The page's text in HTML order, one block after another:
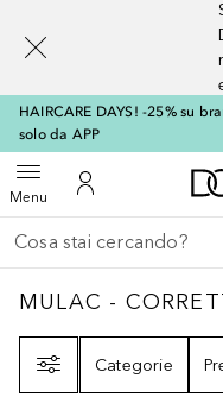
HAIRCARE DAYS! -25% su
solo da APP
MenuApri menuAl Mio Account
Torna indietro
Esegui ricerca
MULAC -
MULAC -
Categorie